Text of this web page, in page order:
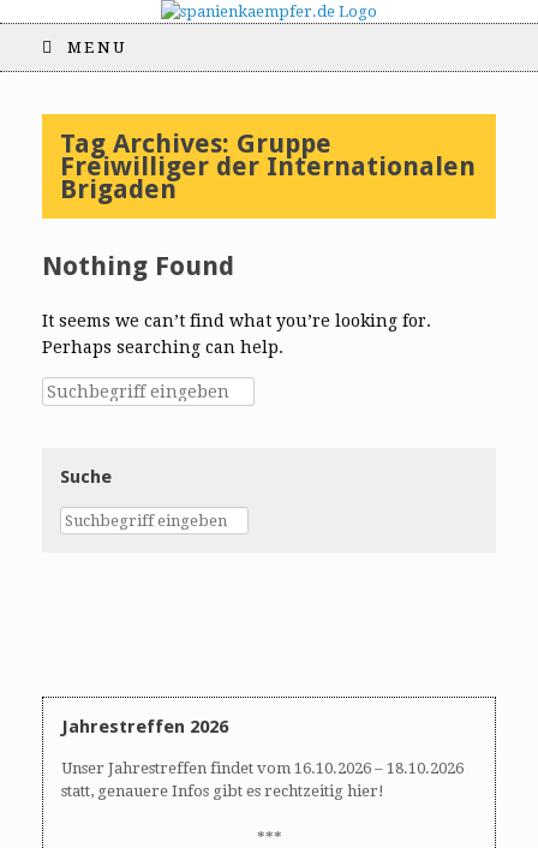
MENU
Tag Archives: Gruppe
Freiwilliger der Internationalen
Brigaden
Nothing Found
It seems we can’t find what you’re looking for.
Perhaps searching can help.
Suche
Jahrestreffen 2026
Unser Jahrestreffen findet vom 16.10.2026 – 18.10.2026
statt, genauere Infos gibt es rechtzeitig hier!
***